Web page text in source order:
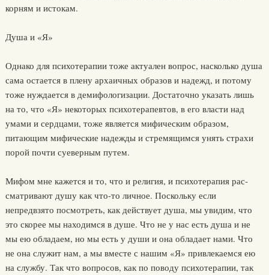
корням и истокам.
Душа и «Я»
Однако для психотерапии тоже актуален вопрос, насколько душа
сама остается в плену архаичных образов и надежд, и потому
тоже нуждается в демифологизации. Достаточно указать лишь
на то, что «Я» некоторых психотерапевтов, в его власти над
умами и сердцами, тоже является мифическим образом,
питающим мифические надеж­ды и стремящимся унять страхи
порой почти суеверным путем.
Мифом мне кажется и то, что и религия, и психотерапия рас­
сматривают душу как что-то личное. Поскольку если
непредвзято посмотреть, как действует душа, мы увидим, что
это скорее мы на­ходимся в душе. Что не у нас есть душа и не
мы ею обладаем, но мы есть у души и она обладает нами. Что
не она служит нам, а мы вме­сте с нашим «Я» привлекаемся ею
на службу. Так что вопросов, как по поводу психотерапии, так